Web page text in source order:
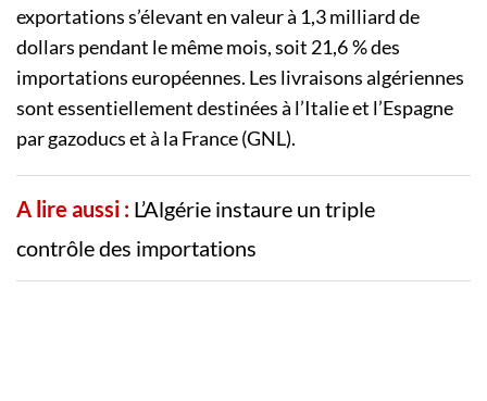
exportations s’élevant en valeur à 1,3 milliard de
dollars pendant le même mois, soit 21,6 % des
importations européennes. Les livraisons algériennes
sont essentiellement destinées à l’Italie et l’Espagne
par gazoducs et à la France (GNL).
A lire aussi : L’Algérie instaure un triple
contrôle des importations